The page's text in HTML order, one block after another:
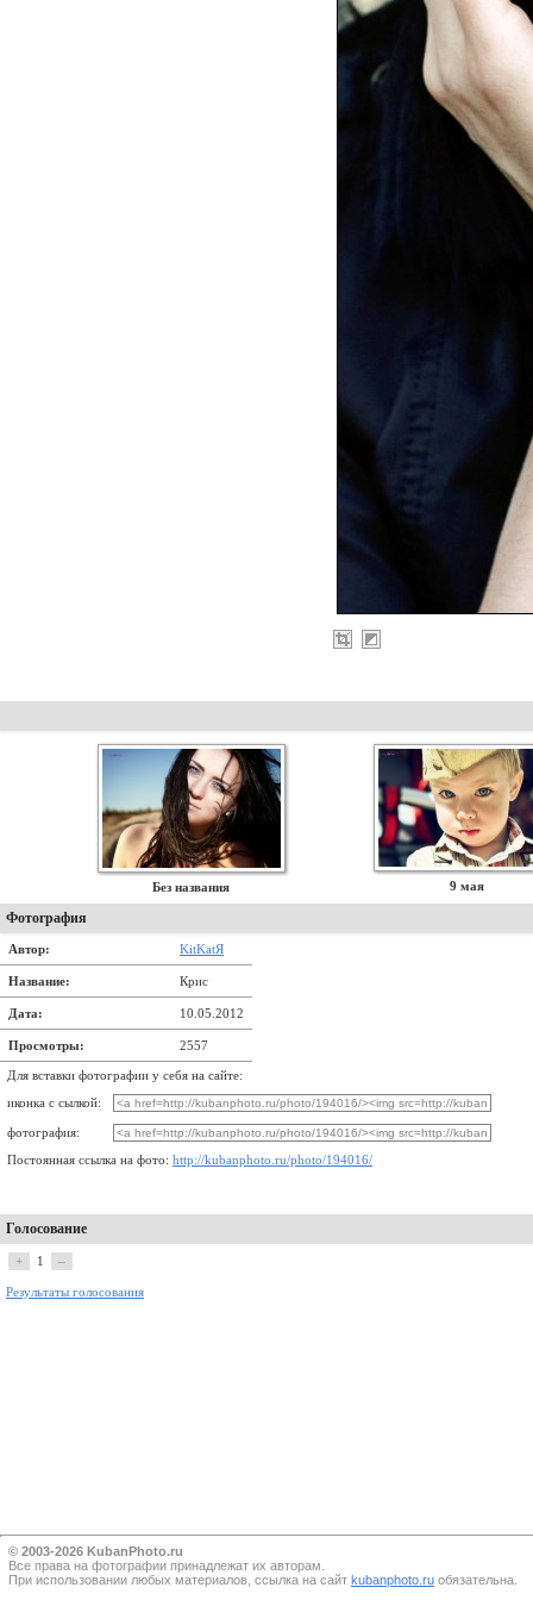
Без названия 9 мая
Фотография
Автор: KitKatЯ
Название: Крис
Дата: 10.05.2012
Просмотры: 2557
Для вставки фотографии у себя на сайте:
иконка с сылкой:
фотография:
Постоянная ссылка на фото: http://kubanphoto.ru/photo/194016/
Голосование
+ 1 –
Результаты голосования
© 2003-2026 KubanPhoto.ru
Все прaва на фотографии принадлежат их авторам.
При использовании любых материалов, ссылка на сайт kubanphoto.ru обязательна.